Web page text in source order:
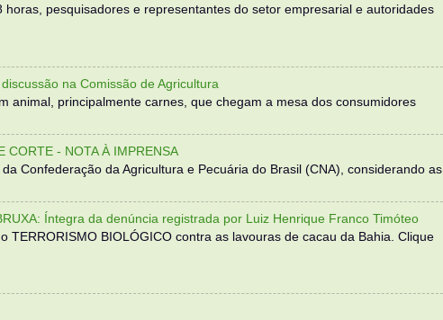
pesquisadores e representantes do setor empresarial e autoridades
na Comissão de Agricultura
animal, principalmente carnes, que chegam a mesa dos consumidores
CORTE - NOTA À IMPRENSA
Confederação da Agricultura e Pecuária do Brasil (CNA), considerando as
Íntegra da denúncia registrada por Luiz Henrique Franco Timóteo
TERRORISMO BIOLÓGICO contra as lavouras de cacau da Bahia. Clique